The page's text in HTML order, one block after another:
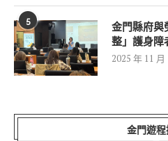
5
金門縣府與
整」護身障
2025 年 11 月
金門遊程